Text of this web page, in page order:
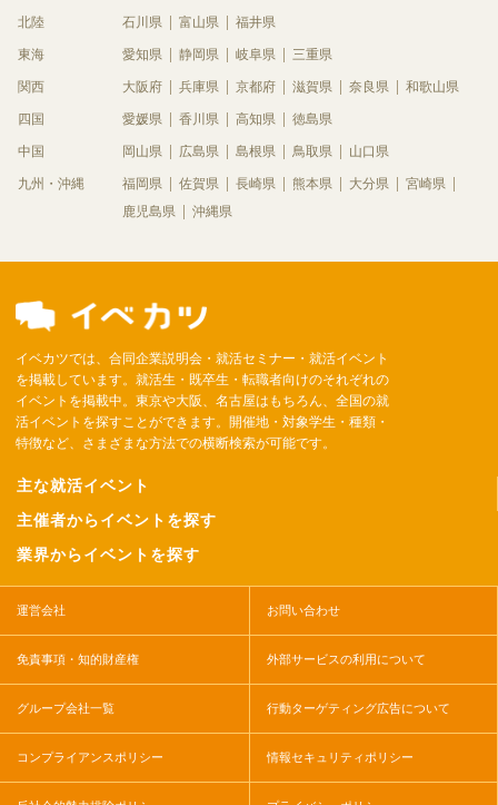
北陸 石川県 富山県 福井県
東海 愛知県 静岡県 岐阜県 三重県
関西 大阪府 兵庫県 京都府 滋賀県 奈良県 和歌山県
四国 愛媛県 香川県 高知県 徳島県
中国 岡山県 広島県 島根県 鳥取県 山口県
九州・沖縄 福岡県 佐賀県 長崎県 熊本県 大分県
宮崎県
鹿児島県
沖縄県
イベカツでは、合同企業説明会・就活セミナー・就活イベント
を掲載しています。就活生・既卒生・転職者向けのそれぞれの
イベントを掲載中。東京や大阪、名古屋はもちろん、全国の就
活イベントを探すことができます。開催地・対象学生・種類・
特徴など、さまざまな方法での横断検索が可能です。
主な就活イベント
主催者からイベントを探す
業界からイベントを探す
運営会社 お問い合わせ
免責事項・知的財産権 外部サービスの利用について
グループ会社一覧 行動ターゲティング広告について
コンプライアンスポリシー 情報セキュリティポリシー